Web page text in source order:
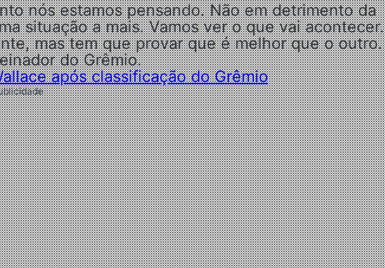
nós estamos pensando. Não em detrimento da
situação a mais. Vamos ver o que vai acontecer.
mas tem que provar que é melhor que o outro.
do Grêmio.
após classificação do Grêmio